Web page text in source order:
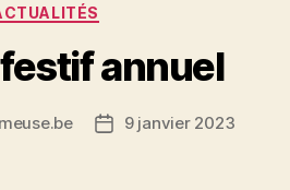
Catégories
annuel
Date9 janvier 2023